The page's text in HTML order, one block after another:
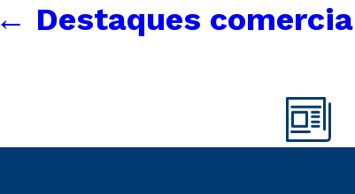
← Destaques